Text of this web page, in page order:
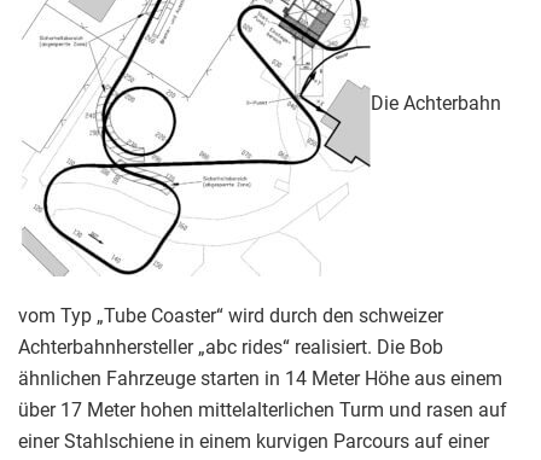
Die Achterbahn
vom Typ „Tube Coaster“ wird durch den schweizer
Achterbahnhersteller „abc rides“ realisiert. Die Bob
ähnlichen Fahrzeuge starten in 14 Meter Höhe aus einem
über 17 Meter hohen mittelalterlichen Turm und rasen auf
einer Stahlschiene in einem kurvigen Parcours auf einer